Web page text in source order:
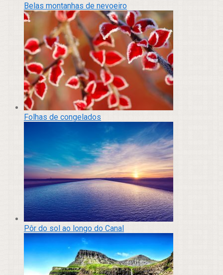
Belas montanhas de nevoeiro
Folhas de congelados
Pôr do sol ao longo do Canal